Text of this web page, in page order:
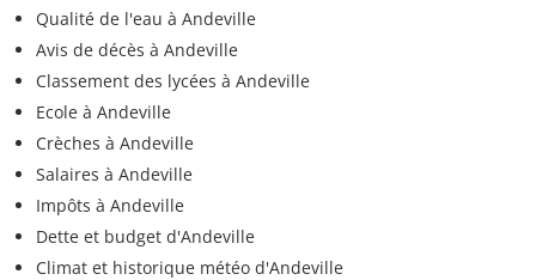
Qualité de l'eau à Andeville
Avis de décès à Andeville
Classement des lycées à Andeville
Ecole à Andeville
Crèches à Andeville
Salaires à Andeville
Impôts à Andeville
Dette et budget d'Andeville
Climat et historique météo d'Andeville